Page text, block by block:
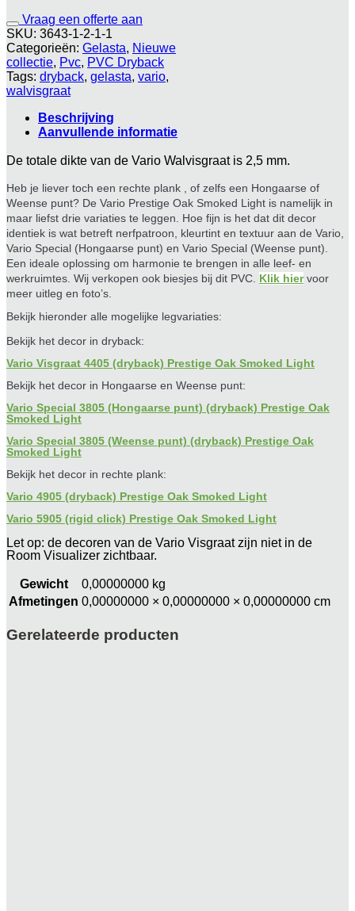
Vraag een offerte aan
SKU: 3643-1-2-1-1
Categorieën: Gelasta, Nieuwe
collectie, Pvc, PVC Dryback
Tags: dryback, gelasta, vario,
walvisgraat
Beschrijving
Aanvullende informatie
De totale dikte van de Vario Walvisgraat is 2,5 mm.
Heb je liever toch een rechte plank , of zelfs een Hongaarse of
Weense punt? De Vario Prestige Oak Smoked Light is namelijk in
maar liefst drie variaties te leggen. Hoe fijn is het dat dit decor
identiek is wat betreft nerfpatroon, kleurtint en textuur aan de Vario,
Vario Special (Hongaarse punt) en Vario Special (Weense punt).
Een ideale oplossing om harmonie te brengen in alle leef- en
werkruimtes. Wij verkopen ook biesjes bij dit PVC. Klik hier voor
meer uitleg en foto’s.
Bekijk hieronder alle mogelijke legvariaties:
Bekijk het decor in dryback:
Vario Visgraat 4405 (dryback) Prestige Oak Smoked Light
Bekijk het decor in Hongaarse en Weense punt:
Vario Special 3805 (Hongaarse punt) (dryback) Prestige Oak
Smoked Light
Vario Special 3805 (Weense punt) (dryback) Prestige Oak
Smoked Light
Bekijk het decor in rechte plank:
Vario 4905 (dryback) Prestige Oak Smoked Light
Vario 5905 (rigid click) Prestige Oak Smoked Light
Let op: de decoren van de Vario Visgraat zijn niet in de
Room Visualizer zichtbaar.
Gewicht
0,00000000 kg
Afmetingen 0,00000000 × 0,00000000 × 0,00000000 cm
Gerelateerde producten